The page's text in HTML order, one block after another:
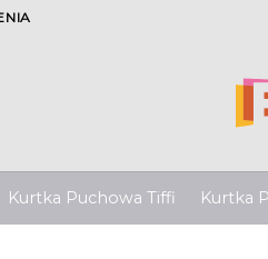
Kurtka Puchowa Tiffi Kurtka